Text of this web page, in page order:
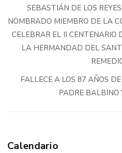
SEBASTIÁN DE LOS
NOMBRADO MIEMBRO DE LA
CELEBRAR EL II CENTENARIO
LA HERMANDAD DEL
FALLECE A LOS 87 AÑOS
PADRE BALBINO
Calendario